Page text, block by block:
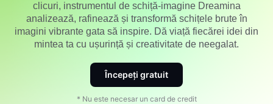
clicuri, instrumentul de schiță-imagine Dreamina
analizează, rafinează și transformă schițele brute în
imagini vibrante gata să inspire. Dă viață fiecărei idei din
mintea ta cu ușurință și creativitate de neegalat.
Începeți gratuit
* Nu este necesar un card de credit